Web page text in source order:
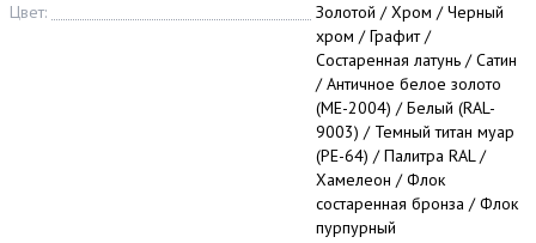
Цвет:
Золотой / Хром / Черный
хром / Графит /
Состаренная латунь / Сатин
/ Античное белое золото
(МЕ-2004) / Белый (RAL-
9003) / Темный титан муар
(РЕ-64) / Палитра RAL /
Хамелеон / Флок
состаренная бронза / Флок
пурпурный